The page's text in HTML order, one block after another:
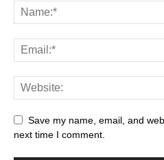
Save my name, email, and
next time I comment.